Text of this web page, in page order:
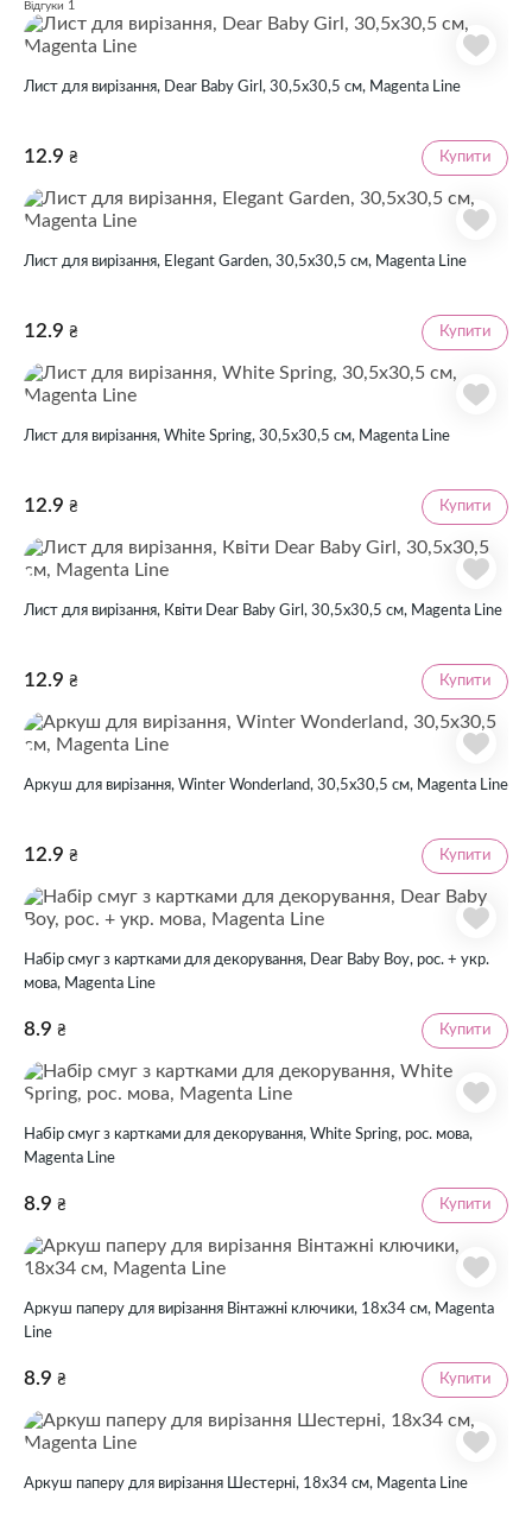
Відгуки 1
Лист для вирізання, Dear Baby Girl, 30,5х30,5 см, Magenta Line
12.9 ₴ Купити
Лист для вирізання, Elegant Garden, 30,5х30,5 см, Magenta Line
12.9 ₴ Купити
Лист для вирізання, White Spring, 30,5х30,5 см, Magenta Line
12.9 ₴ Купити
Лист для вирізання, Квіти Dear Baby Girl, 30,5х30,5 см, Magenta Line
12.9 ₴ Купити
Аркуш для вирізання, Winter Wonderland, 30,5х30,5 см, Magenta Line
12.9 ₴ Купити
Набір смуг з картками для декорування, Dear Baby Boy, рос. + укр.
мова, Magenta Line
8.9 ₴ Купити
Набір смуг з картками для декорування, White Spring, рос. мова,
Magenta Line
8.9 ₴ Купити
Аркуш паперу для вирізання Вінтажні ключики, 18х34 см, Magenta
Line
8.9 ₴ Купити
Аркуш паперу для вирізання Шестерні, 18х34 см, Magenta Line